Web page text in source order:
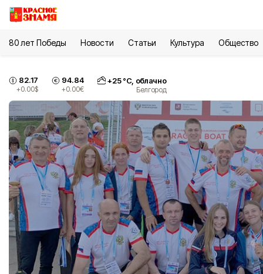
80 лет Победы Новости Статьи Культура Общество
82.17
+0.00$
94.84
+0.00€
+25°С, облачно
Белгород